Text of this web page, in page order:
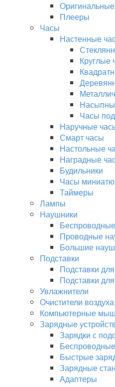
Плееры
Часы
Настенные
Круглые
Часы под
Наручные
Смарт часы
Настольные
Наградные
Будильники
Часы
Таймеры
Лампы
Наушники
Проводные
Большие
Подставки
Подставки
Подставки
Увлажнители
Очистители воздуха
Компьютерные
Зарядные
Зарядки с
Быстрые
Зарядные
Адаптеры